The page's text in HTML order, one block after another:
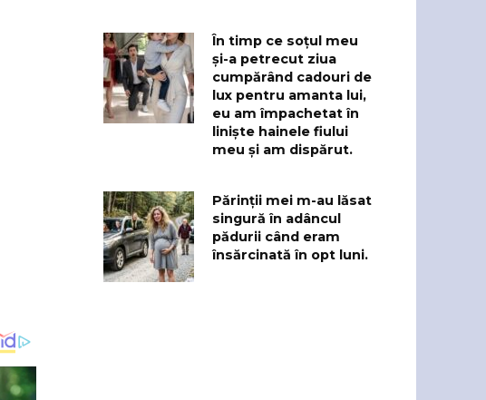
În timp ce soțul meu
și-a petrecut ziua
cumpărând cadouri de
lux pentru amanta lui,
eu am împachetat în
liniște hainele fiului
meu și am dispărut.
Părinții mei m-au lăsat
singură în adâncul
pădurii când eram
însărcinată în opt luni.